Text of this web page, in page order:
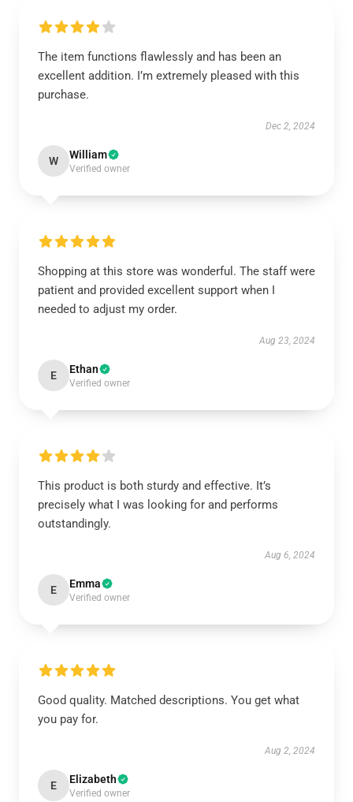
The item functions flawlessly and has been an
excellent addition. I’m extremely pleased with this
purchase.
Dec 2, 2024
W William
Verified owner
Shopping at this store was wonderful. The staff were
patient and provided excellent support when I
needed to adjust my order.
Aug 23, 2024
E Ethan
Verified owner
This product is both sturdy and effective. It’s
precisely what I was looking for and performs
outstandingly.
Aug 6, 2024
E Emma
Verified owner
Good quality. Matched descriptions. You get what
you pay for.
Aug 2, 2024
E Elizabeth
Verified owner